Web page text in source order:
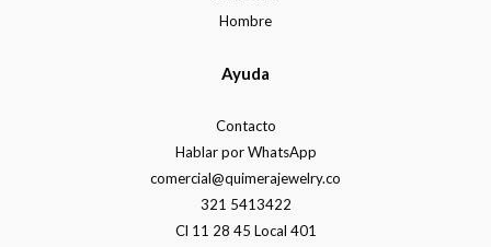
Hombre
Ayuda
Contacto
Hablar por WhatsApp
comercial@quimerajewelry.co
321 5413422
Cl 11 28 45 Local 401